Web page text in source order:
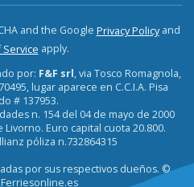
and the Google Privacy Policyand
Service apply.
por: F&F srl, via Tosco Romagnola,
lugar aparece en C.C.I.A. Pisa
# 137953.
n. 154 del 04 de mayo de 2000
Euro capital cuota 20.800.
póliza n.732864315
por sus respectivos dueños. ©